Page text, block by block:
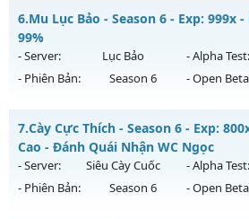
Thể loại: Mu Nguyên bản Webzen
Antihack: goldshield💥
Mu Tinh Hoa - Đông Người Chơi-Lối
Mu mới ra tháng 08 2026 - Mở máy
ngày 08/08/2626
Exp: 500x - Drop: 40%
Thể loại: Mu Nguyên bản Webzen
Antihack: Anti Vip
6.Mu Lục Bảo - Season 6 - Exp: 999x
99%
- Server: Lục Bảo - Alpha Test:
- Phiên Bản:
Season 6 - Open
Mu Lục Bảo - Miễn phí 99%
Mu mới ra tháng 08 2026 - Mở máy
ngày 05/08/2626
Exp: 999x - Drop: 60%
7.Cày Cực Thích - Season 6 - Exp:
Cao - Đánh Quái Nhận WC Ngọc
- Server: Siêu Cày Cuốc - Alpha Test:
- Phiên Bản:
Season 6 - Open